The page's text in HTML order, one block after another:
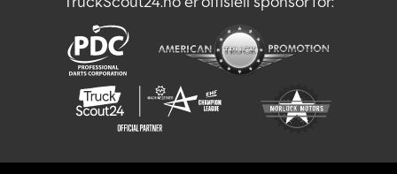
Volvo Traktorgraver